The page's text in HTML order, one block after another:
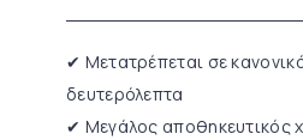
✔ Μετατρέπεται σε
δευτερόλεπτα
✔ Μεγάλος αποθηκευτικός